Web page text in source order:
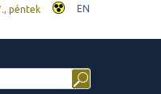
péntek EN